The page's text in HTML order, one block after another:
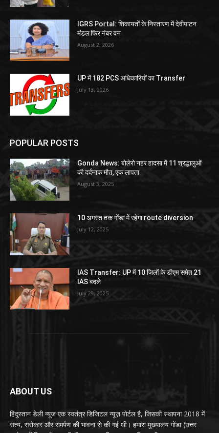
IGRS Portal: शिकायतों के निस्तारण में देवीपाटन
मंडल फिर नंबर वन
August 2, 2026
UP में 182 PCS अधिकारियों का Transfer
July 13, 2026
POPULAR POSTS
Gonda News: बोलेरो नहर हादसा में 11 श्रद्धालुओं
की दर्दनाक मौत, एक लापता
August 3, 2025
10 अगस्त तक गोंडा में रहेगा route diversion
July 12, 2025
IAS Transfer: UP में 10 जिलों के डीएम समेत 21
IAS बदले
July 29, 2025
ABOUT US
हिंदुस्तान डेली न्यूज एक स्वतंत्र डिजिटल न्यूज़ पोर्टल है, जिसकी स्थापना 2018 में
सत्य, सरोकार और समर्पण की भावना से की गई थी। हमारा मुख्यालय गोंडा (उत्तर